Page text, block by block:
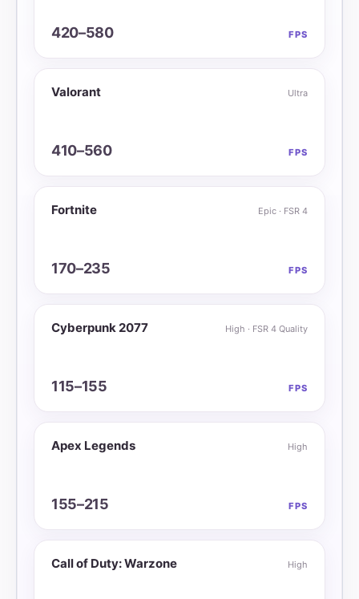
420–580 FPS
Valorant Ultra
410–560 FPS
Fortnite Epic · FSR 4
170–235 FPS
Cyberpunk 2077 High · FSR 4 Quality
115–155 FPS
Apex Legends High
155–215 FPS
Call of Duty: Warzone High